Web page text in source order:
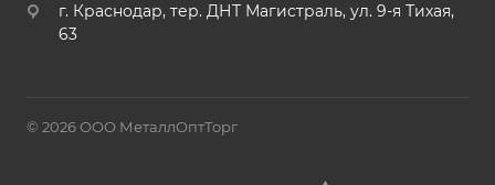
г. Краснодар, тер. ДНТ Магистраль, ул. 9-я Тихая,
63
© 2026 ООО МеталлОптТорг